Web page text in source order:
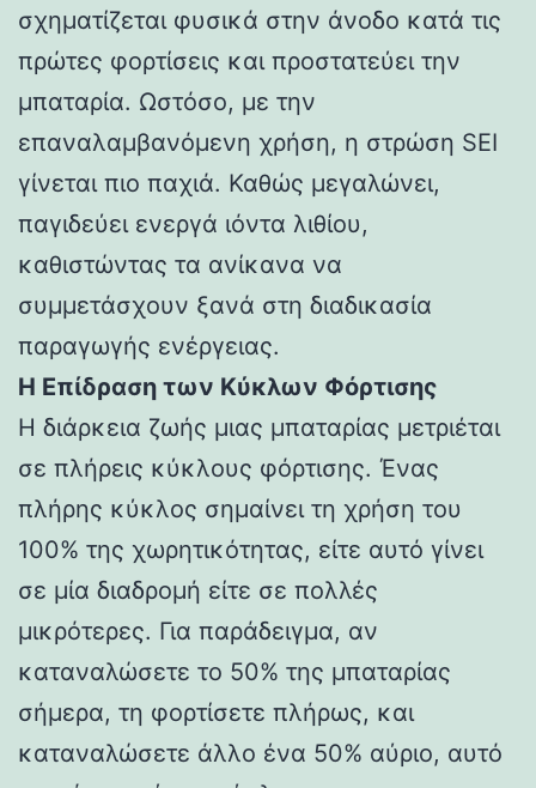
σχηματίζεται φυσικά στην άνοδο κατά τις
πρώτες φορτίσεις και προστατεύει την
μπαταρία. Ωστόσο, με την
επαναλαμβανόμενη χρήση, η στρώση SEI
γίνεται πιο παχιά. Καθώς μεγαλώνει,
παγιδεύει ενεργά ιόντα λιθίου,
καθιστώντας τα ανίκανα να
συμμετάσχουν ξανά στη διαδικασία
παραγωγής ενέργειας.
Η Επίδραση των Κύκλων Φόρτισης
Η διάρκεια ζωής μιας μπαταρίας μετριέται
σε πλήρεις κύκλους φόρτισης. Ένας
πλήρης κύκλος σημαίνει τη χρήση του
100% της χωρητικότητας, είτε αυτό γίνει
σε μία διαδρομή είτε σε πολλές
μικρότερες. Για παράδειγμα, αν
καταναλώσετε το 50% της μπαταρίας
σήμερα, τη φορτίσετε πλήρως, και
καταναλώσετε άλλο ένα 50% αύριο, αυτό